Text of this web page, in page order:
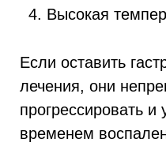
Высокая
Если оставить
лечения, они
прогрессировать и
временем